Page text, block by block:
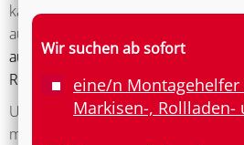
kaufmännischen, als auch im
aus und etablierte sich somit in der
ausbildungsstärksten Unternehmen
Rollladen- und Sonnenschutz-
Unser Team bietet Ihnen eine
mit professionellem Service und